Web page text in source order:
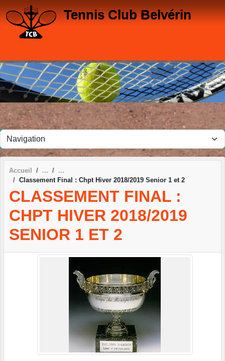
Tennis Club Belvérin
Accueil
Classement Final : Chpt Hiver 2018/2019 Senior 1 et 2
CLASSEMENT FINAL :
CHPT HIVER 2018/2019
SENIOR 1 ET 2
Panneau de gestion des cookies